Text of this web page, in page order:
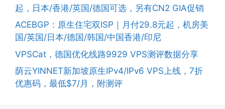
起，日本/香港/英国/德国可选，另有CN2 GIA促销
ACEBGP：原生住宅双ISP｜月付29.8元起，机房美
国/英国/日本/德国/韩国/中国香港/印尼
VPSCat，德国优化线路9929 VPS测评数据分享
荫云YINNET新加坡原生IPv4/IPv6 VPS上线，7折
优惠码，最低$7/月，附测评